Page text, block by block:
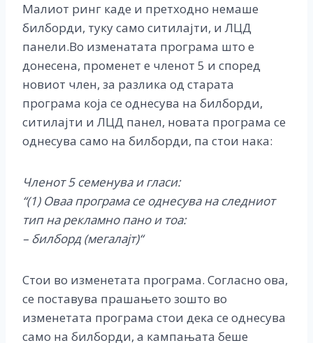
Малиот ринг каде и претходно немаше
билборди, туку само ситилајти, и ЛЦД
панели.Во изменатата програма што е
донесена, променет е членот 5 и според
новиот член, за разлика од старата
програма која се однесува на билборди,
ситилајти и ЛЦД панел, новата програма се
однесува само на билборди, па стои нака:
Членот 5 семенува и гласи:
“(1) Оваа програма се однесува на следниот
тип на рекламно пано и тоа:
– билборд (мегалајт)“
Стои во изменетата програма. Согласно ова,
се поставува прашањето зошто во
изменетата програма стои дека се однесува
само на билборди, а кампањата беше